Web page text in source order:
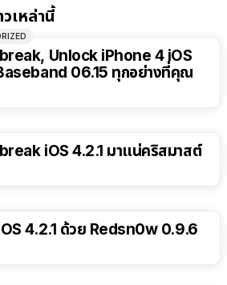
เหล่านี้
Unlock iPhone 4 iOS
06.15 ทุกอย่างที่คุณ
iOS 4.2.1 มาแน่คริสมาสต์
4.2.1 ด้วย Redsn0w 0.9.6